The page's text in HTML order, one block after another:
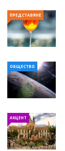
ПРЕДСТАВЯНЕ
ОБЩЕСТВО
АКЦЕНТ